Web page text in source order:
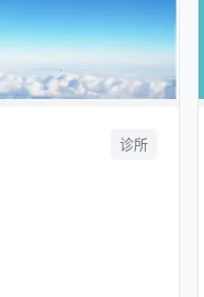
诊所